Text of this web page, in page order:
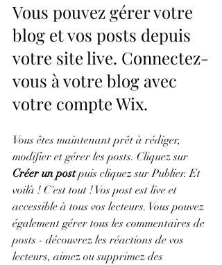
Vous pouvez gérer votre
blog et vos posts depuis
votre site live. Connectez-
vous à votre blog avec
votre compte Wix.
Vous êtes maintenant prêt à rédiger,
modifier et gérer les posts. Cliquez sur
Créer un post puis cliquez sur Publier. Et
voilà ! C'est tout ! Vos post est live et
accessible à tous vos lecteurs. Vous pouvez
également gérer tous les commentaires de
posts - découvrez les réactions de vos
lecteurs, aimez ou supprimez des